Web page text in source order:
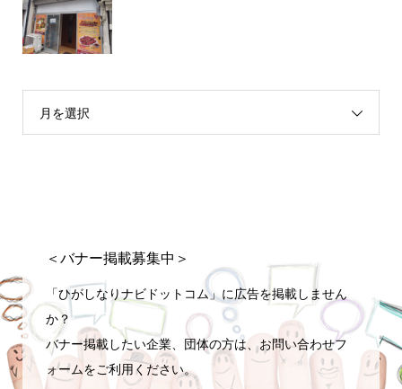
月を選択
＜バナー掲載募集中＞
「ひがしなりナビドットコム」に広告を掲載しません
か？
バナー掲載したい企業、団体の方は、お問い合わせフ
ォームをご利用ください。